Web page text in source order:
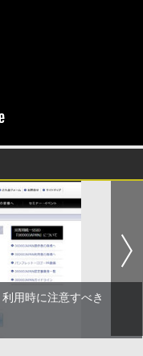
用時に注意すべき